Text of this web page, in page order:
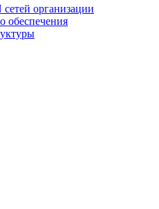
организации
обеспечения